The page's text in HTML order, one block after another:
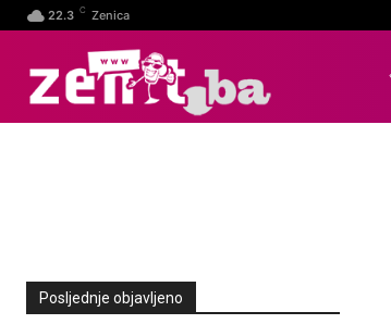
22.3 C Zenica
Posljednje objavljeno